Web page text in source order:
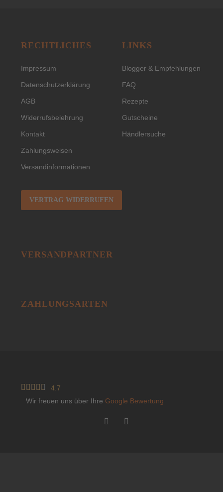
RECHTLICHES
Impressum
Datenschutzerklärung
AGB
Widerrufsbelehrung
Kontakt
Zahlungsweisen
Versandinformationen
VERTRAG WIDERRUFEN
LINKS
Blogger & Empfehlungen
FAQ
Rezepte
Gutscheine
Händlersuche
VERSANDPARTNER
ZAHLUNGSARTEN
    
4.7
Wir freuen uns über Ihre Google Bewertung